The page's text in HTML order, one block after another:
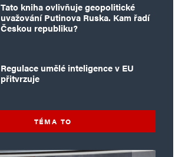
Tato kniha ovlivňuje geopolitické
uvažování Putinova Ruska. Kam řadí
Českou republiku?
Regulace umělé inteligence v EU
přitvrzuje
TÉMA TO